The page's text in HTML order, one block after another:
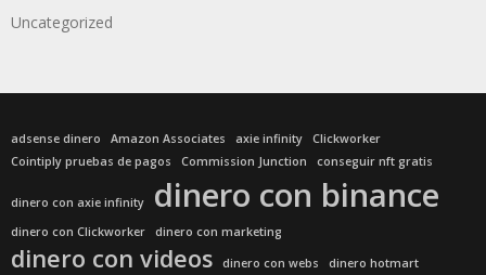
Uncategorized
adsense dinero Amazon Associates axie infinity
Clickworker
Cointiply pruebas de pagos
Commission Junction conseguir nft gratis
dinero con axie infinity dinero con binance
dinero con Clickworker dinero con marketing
dinero con videos dinero con webs
dinero hotmart